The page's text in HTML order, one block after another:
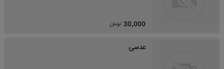
30,000 تومان
عدسی